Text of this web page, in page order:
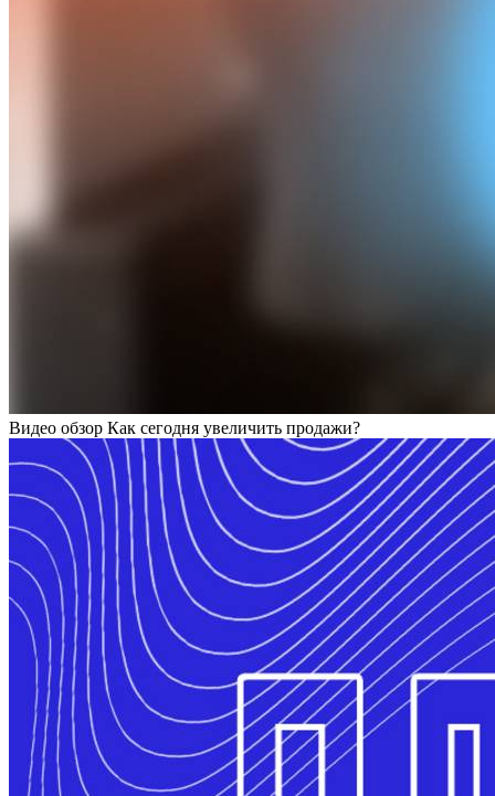
Видео обзор Как сегодня увеличить продажи?